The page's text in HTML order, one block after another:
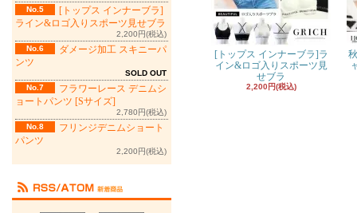
No.5
[トップス インナーブラ]
ライン&ロゴ入りスポーツ見せブラ
2,200円(税込)
No.6
ダメージ加工 スキニーパ
ンツ
SOLD OUT
No.7
フラワーレース デニムシ
ョートパンツ [Sサイズ]
2,780円(税込)
No.8
フリンジデニムショート
パンツ
2,200円(税込)
[トップス インナーブラ]ラ
イン&ロゴ入りスポーツ見
せブラ
2,200円(税込)